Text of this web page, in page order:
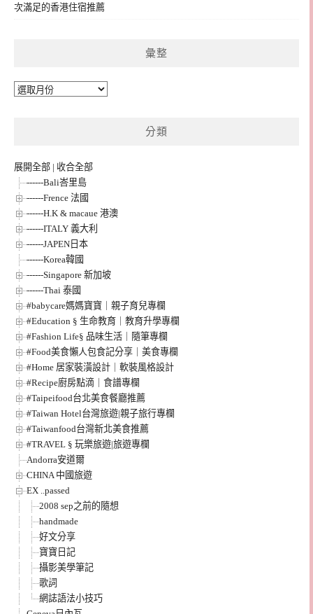
次滿足的香港住宿推薦
彙整
彙
分類
展開全部 | 收合全部
------Bali峇里島
------Frence 法國
------H.K & macaue 港澳
------ITALY 義大利
------JAPEN日本
------Korea韓國
------Singapore 新加坡
------Thai 泰國
#babycare媽媽寶寶｜親子育兒專欄
#Education § 生命教育｜教育升學專欄
#Fashion Life§ 品味生活｜隨筆專欄
#Food美食懶人包食記分享｜美食專欄
#Home 居家裝潢設計｜軟裝風格設計
#Recipe廚房點滴｜食譜專欄
#Taipeifood台北美食餐廳推薦
#Taiwan Hotel台灣旅遊|親子旅行專欄
#Taiwanfood台灣新北美食推薦
#TRAVEL § 玩樂旅遊|旅遊專欄
Andorra安道爾
CHINA 中國旅遊
EX ..passed
2008 sep之前的隨想
handmade
好文分享
寶寶日記
攝影美學筆記
歌詞
網誌語法小技巧